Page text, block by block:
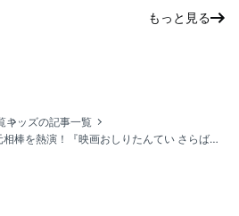
もっと見る
キッズの記事一覧
仲里依紗がおしりたんていの元相棒を熱演！『映画おしりたんてい さらば愛しき相棒(おしり)よ』がU-NEXTにて独占配信決定！